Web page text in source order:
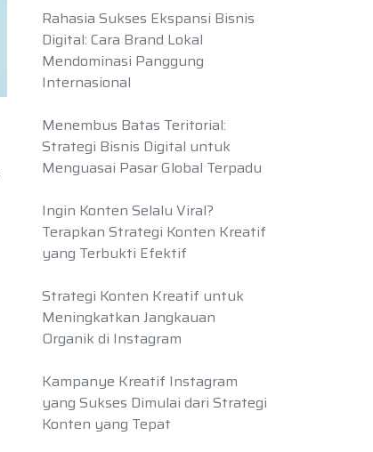
Rahasia Sukses Ekspansi Bisnis
Digital: Cara Brand Lokal
Mendominasi Panggung
Internasional
Menembus Batas Teritorial:
Strategi Bisnis Digital untuk
Menguasai Pasar Global Terpadu
Ingin Konten Selalu Viral?
Terapkan Strategi Konten Kreatif
yang Terbukti Efektif
Strategi Konten Kreatif untuk
Meningkatkan Jangkauan
Organik di Instagram
Kampanye Kreatif Instagram
yang Sukses Dimulai dari Strategi
Konten yang Tepat